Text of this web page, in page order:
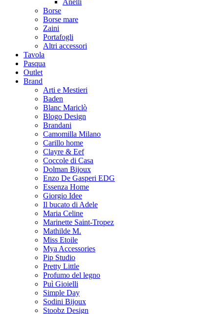
Borse
Borse mare
Zaini
Portafogli
Altri accessori
Tavola
Pasqua
Outlet
Brand
Arti e Mestieri
Baden
Blanc Mariclò
Blogo Design
Brandani
Camomilla Milano
Carillo home
Clayre & Eef
Coccole di Casa
Dolman Bijoux
Enzo De Gasperi EDG
Essenza Home
Giorgio Idee
Il bucato di Adele
Maria Celine
Marinette Saint-Tropez
Mathilde M.
Miss Etoile
Mya Accessories
Pip Studio
Pretty Little
Profumo del legno
Puì Gioielli
Simple Day
Sodini Bijoux
Stoobz Design